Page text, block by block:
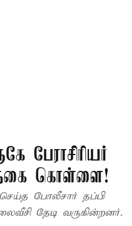
பேராசிரியர்
நகை கொள்ளை!
செய்த போலீசார் தப்பி
தேடி வருகின்றனர்.